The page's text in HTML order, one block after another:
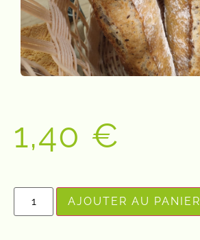
1,40 €
AJOUTER AU PANIER